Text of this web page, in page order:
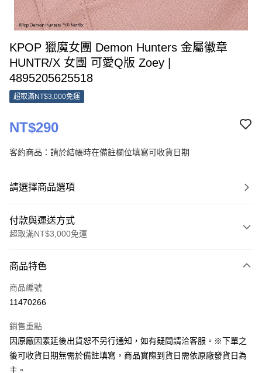
KPOP 獵魔女團 Demon Hunters 金屬徽章
HUNTR/X 女團 可愛Q版 Zoey |
4895205625518
超取滿NT$3,000免運
NT$290
客約商品：請於結帳時在備註欄位填寫可收貨日期
請選擇商品選項
付款與運送方式
超取滿NT$3,000免運
信用卡一次付款
超商取貨付款
Google Pay
全盈+PAY
商品特色
商品編號
11470266
銷售重點
因原廠因素延後出貨恕不另行通知，如有疑問請洽客服。※下單之
後可收貨日期無需於備註填寫，商品實際到貨日需依原廠發貨日為
主。